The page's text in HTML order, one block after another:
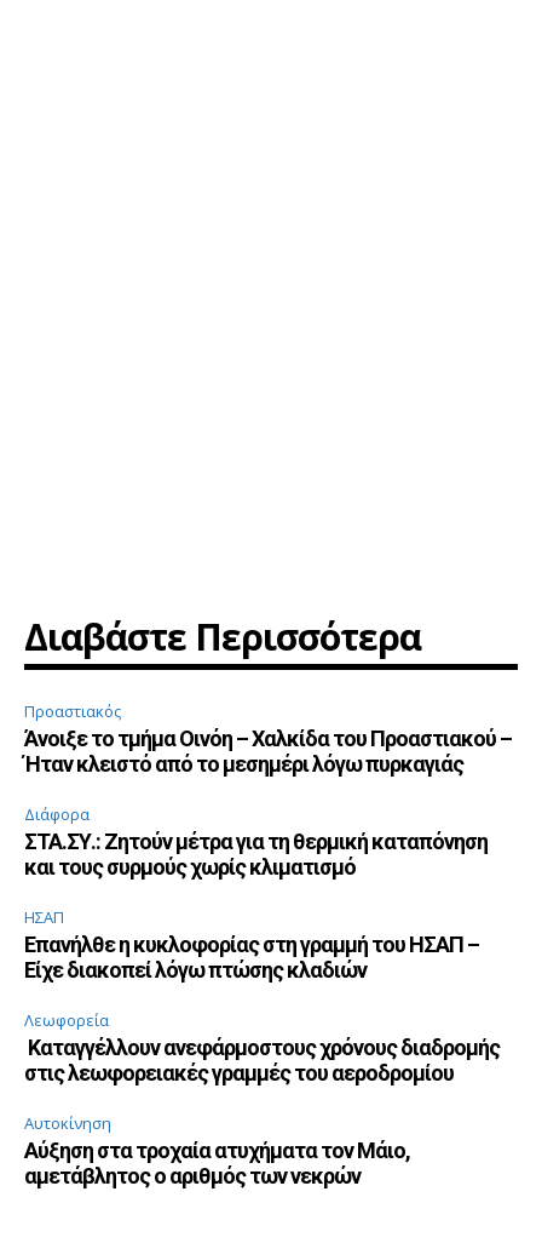
Διαβάστε Περισσότερα
Προαστιακός
Άνοιξε το τμήμα Οινόη – Χαλκίδα του Προαστιακού –
Ήταν κλειστό από το μεσημέρι λόγω πυρκαγιάς
Διάφορα
ΣΤΑ.ΣΥ.: Ζητούν μέτρα για τη θερμική καταπόνηση
και τους συρμούς χωρίς κλιματισμό
ΗΣΑΠ
Επανήλθε η κυκλοφορίας στη γραμμή του ΗΣΑΠ –
Είχε διακοπεί λόγω πτώσης κλαδιών
Λεωφορεία
Καταγγέλλουν ανεφάρμοστους χρόνους διαδρομής
στις λεωφορειακές γραμμές του αεροδρομίου
Αυτοκίνηση
Αύξηση στα τροχαία ατυχήματα τον Μάιο,
αμετάβλητος ο αριθμός των νεκρών